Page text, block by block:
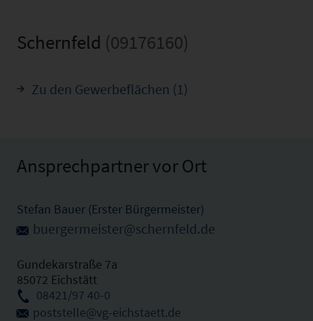
Schernfeld (09176160)
Zu den Gewerbeflächen (1)
Ansprechpartner vor Ort
Stefan Bauer (Erster Bürgermeister)
buergermeister@schernfeld.de
Gundekarstraße 7a
85072 Eichstätt
08421/97 40-0
poststelle@vg-eichstaett.de